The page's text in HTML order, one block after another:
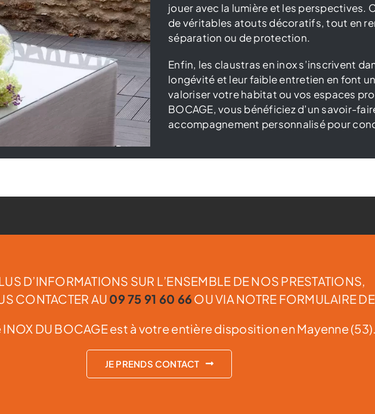
jouer avec la lumière et les perspectives.
de véritables atouts décoratifs, tout en
séparation ou de protection.
Enfin, les claustras en inox s’inscrivent
longévité et leur faible entretien en font
valoriser votre habitat ou vos espaces
BOCAGE, vous bénéficiez d’un savoir-
accompagnement personnalisé pour
D’INFORMATIONS SUR L’ENSEMBLE DE NOS PRESTATIONS,
CONTACTER AU 09 75 91 60 66OU VIA NOTRE FORMULAIRE
DU BOCAGE est à votre entière disposition en Mayenne (53).
JE PRENDS CONTACT